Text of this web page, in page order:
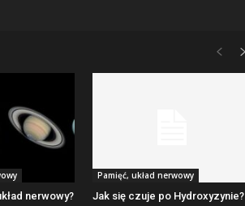
nerwowy?
Pamięć, układ nerwowy
Jak się czuje po Hydroxyzynie?